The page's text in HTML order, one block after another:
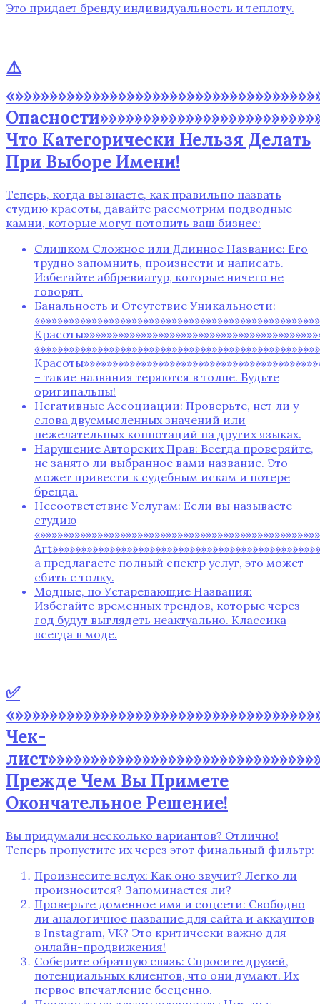
Это придает бренду индивидуальность и теплоту.
⚠️
Что Категорически Нельзя Делать
При Выборе Имени!
Теперь, когда вы знаете, как правильно назвать
студию красоты, давайте рассмотрим подводные
камни, которые могут потопить ваш бизнес:
Слишком Сложное или Длинное Название: Его
трудно запомнить, произнести и написать.
Избегайте аббревиатур, которые ничего не
говорят.
Банальность и Отсутствие Уникальности:
– такие названия теряются в толпе. Будьте
оригинальны!
Негативные Ассоциации: Проверьте, нет ли у
слова двусмысленных значений или
нежелательных коннотаций на других языках.
Нарушение Авторских Прав: Всегда проверяйте,
не занято ли выбранное вами название. Это
может привести к судебным искам и потере
бренда.
Несоответствие Услугам: Если вы называете
студию
а предлагаете полный спектр услуг, это может
сбить с толку.
Модные, но Устаревающие Названия:
Избегайте временных трендов, которые через
год будут выглядеть неактуально. Классика
всегда в моде.
✅
Чек-
Прежде Чем Вы Примете
Окончательное Решение!
Вы придумали несколько вариантов? Отлично!
Теперь пропустите их через этот финальный фильтр:
Произнесите вслух: Как оно звучит? Легко ли
произносится? Запоминается ли?
Проверьте доменное имя и соцсети: Свободно
ли аналогичное название для сайта и аккаунтов
в Instagram, VK? Это критически важно для
онлайн-продвижения!
Соберите обратную связь: Спросите друзей,
потенциальных клиентов, что они думают. Их
первое впечатление бесценно.